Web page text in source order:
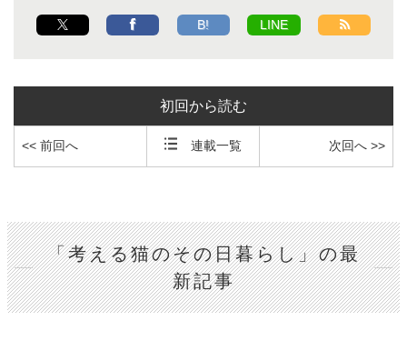
B! LINE
初回から読む
<< 前回へ 連載一覧 次回へ >>
「考える猫のその日暮らし」の最
新記事